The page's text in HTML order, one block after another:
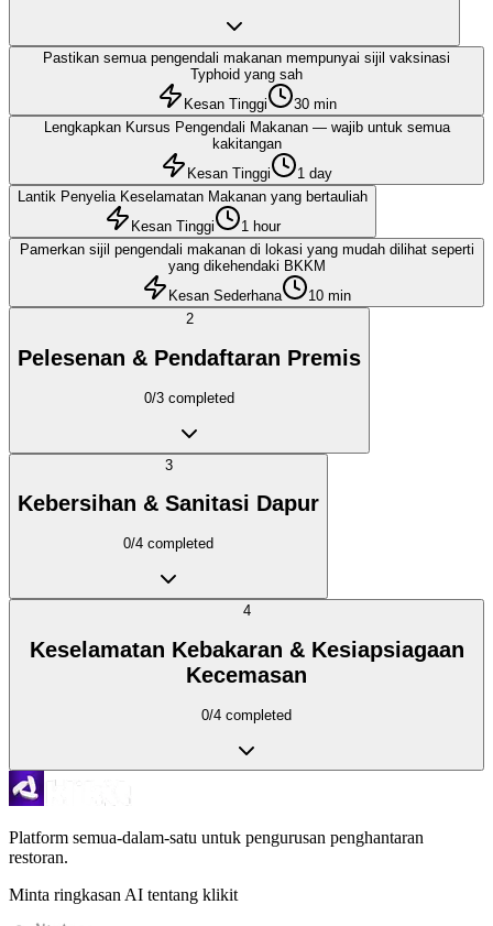
Pastikan semua pengendali makanan mempunyai sijil vaksinasi
Typhoid yang sah
Kesan Tinggi
30 min
Lengkapkan Kursus Pengendali Makanan — wajib untuk semua
kakitangan
Kesan Tinggi
1 day
Lantik Penyelia Keselamatan Makanan yang bertauliah
Kesan Tinggi
1 hour
Pamerkan sijil pengendali makanan di lokasi yang mudah dilihat seperti
yang dikehendaki BKKM
Kesan Sederhana
10 min
2
Pelesenan & Pendaftaran Premis
0/3 completed
3
Kebersihan & Sanitasi Dapur
0/4 completed
4
Keselamatan Kebakaran & Kesiapsiagaan
Kecemasan
0/4 completed
Platform semua-dalam-satu untuk pengurusan penghantaran
restoran.
Minta ringkasan AI tentang klikit